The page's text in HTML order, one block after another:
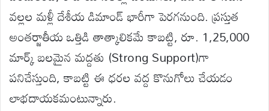
వల్లల మళ్లీ దేశీయ డిమాండ్ భారీగా పెరగనుంది. ప్రస్తుత
అంతర్జాతీయ ఒత్తిడి తాత్కాలికమే కాబట్టి, రూ. 1,25,000
మార్క్ బలమైన మద్దతు (Strong Support)గా
పనిచేస్తుంది, కాబట్టి ఈ ధరల వద్ద కొనుగోలు చేయడం
లాభదాయకమంటున్నారు.